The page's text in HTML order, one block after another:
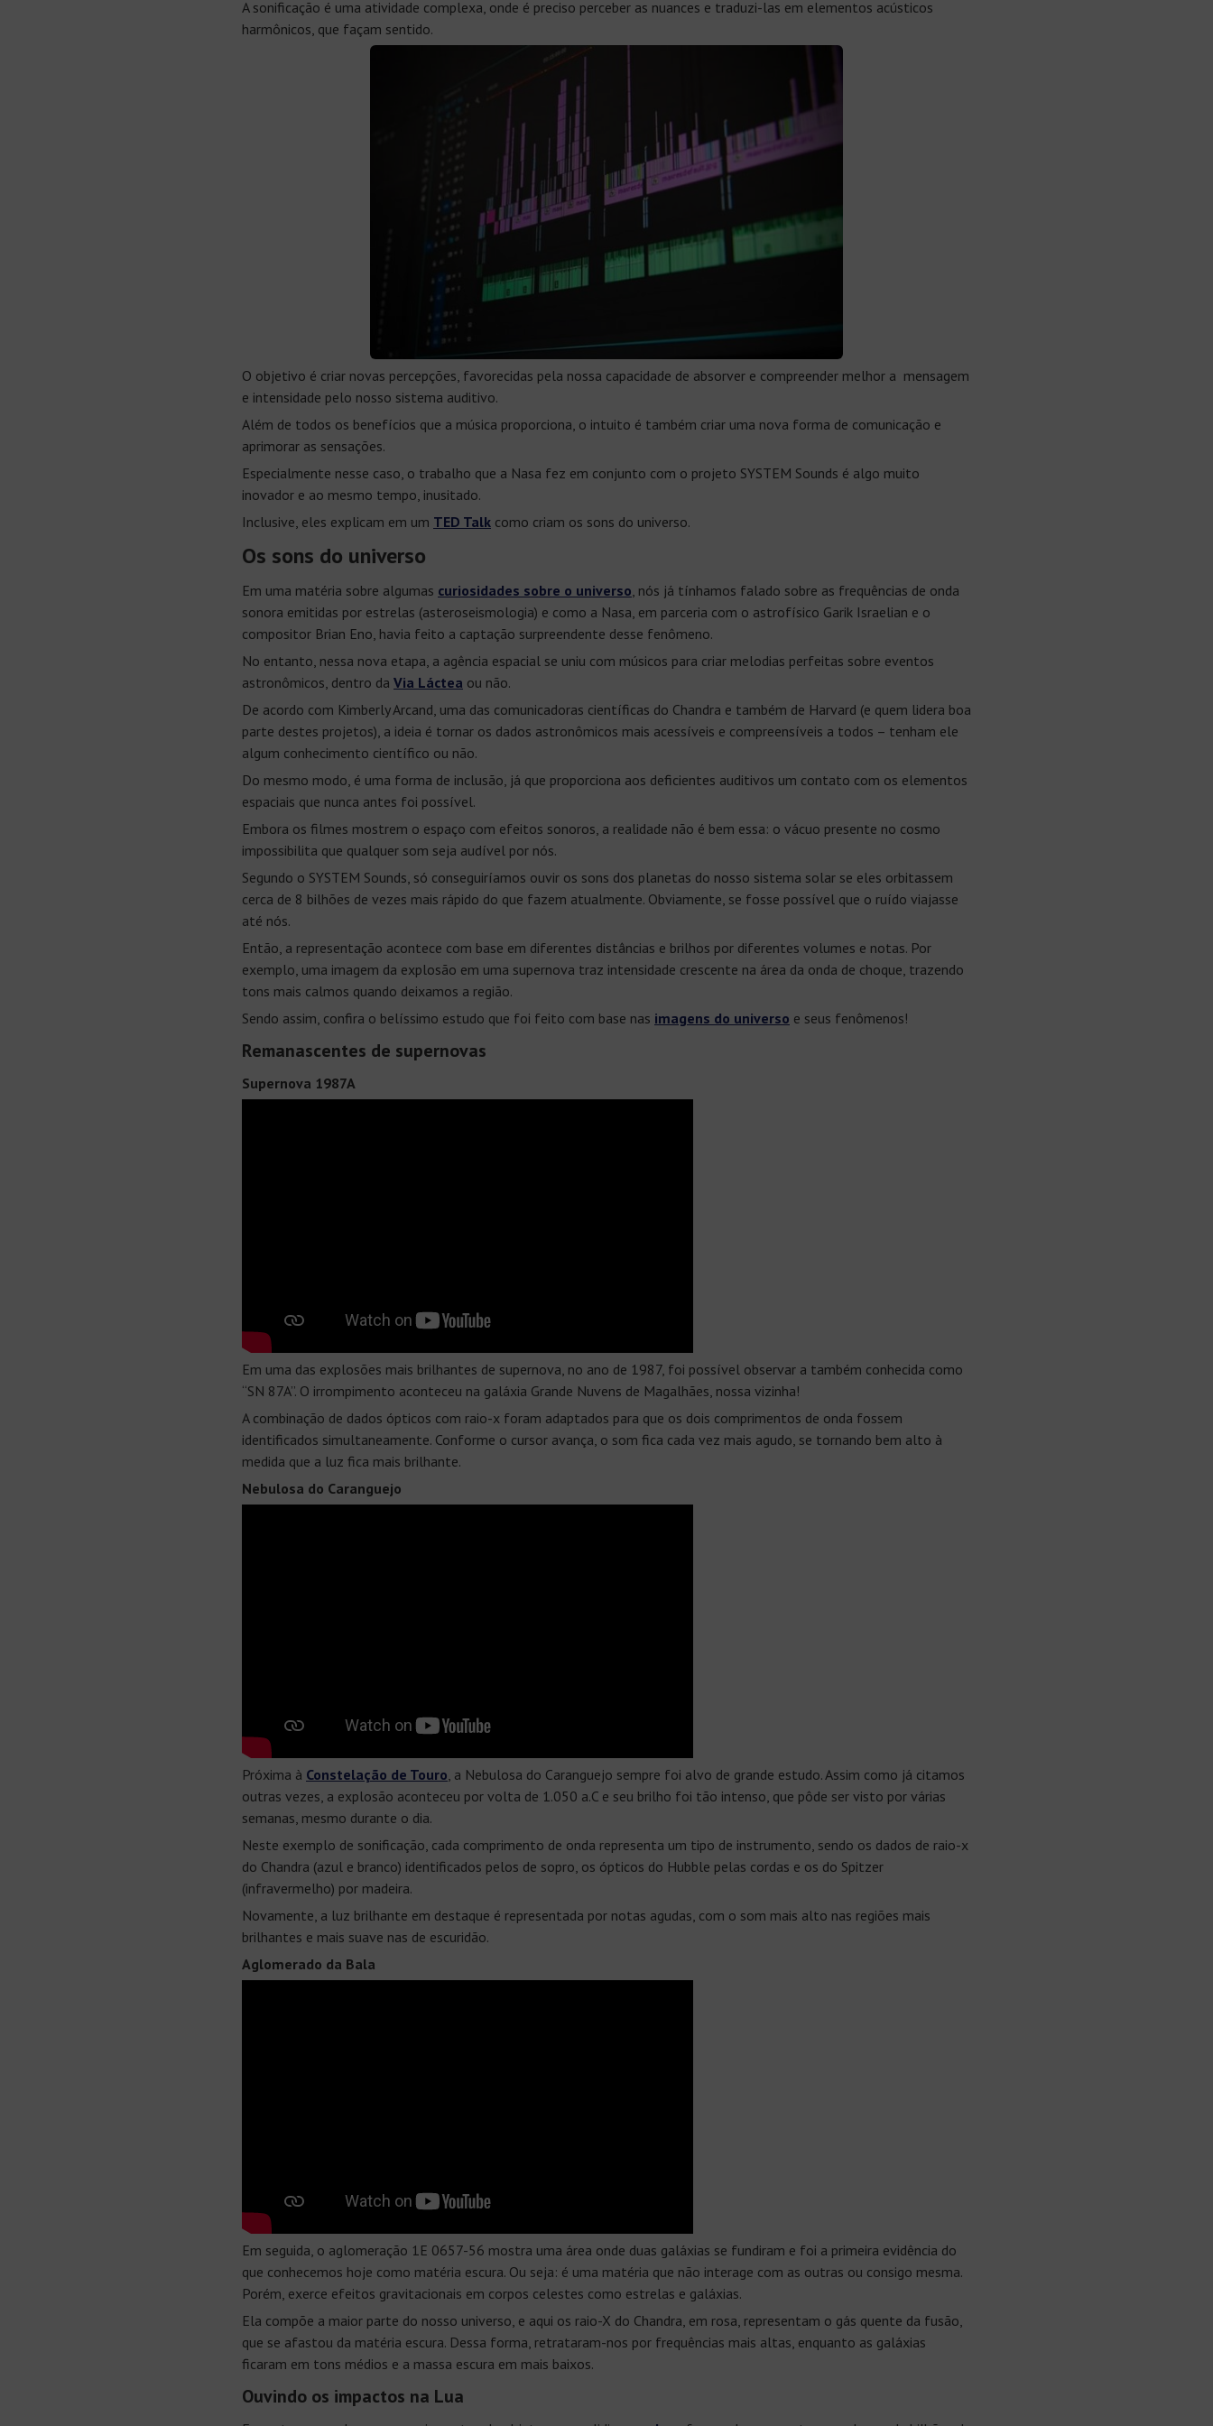
A sonificação é uma atividade complexa, onde é preciso perceber as nuances e traduzi-las em elementos acústicos
harmônicos, que façam sentido.
O objetivo é criar novas percepções, favorecidas pela nossa capacidade de absorver e compreender melhor a mensagem
e intensidade pelo nosso sistema auditivo.
Além de todos os benefícios que a música proporciona, o intuito é também criar uma nova forma de comunicação e
aprimorar as sensações.
Especialmente nesse caso, o trabalho que a Nasa fez em conjunto com o projeto SYSTEM Sounds é algo muito
inovador e ao mesmo tempo, inusitado.
Inclusive, eles explicam em um TED Talk como criam os sons do universo.
Os sons do universo
Em uma matéria sobre algumas curiosidades sobre o universo, nós já tínhamos falado sobre as frequências de onda
sonora emitidas por estrelas (asteroseismologia) e como a Nasa, em parceria com o astrofísico Garik Israelian e o
compositor Brian Eno, havia feito a captação surpreendente desse fenômeno.
No entanto, nessa nova etapa, a agência espacial se uniu com músicos para criar melodias perfeitas sobre eventos
astronômicos, dentro da Via Láctea ou não.
De acordo com Kimberly Arcand, uma das comunicadoras científicas do Chandra e também de Harvard (e quem lidera boa
parte destes projetos), a ideia é tornar os dados astronômicos mais acessíveis e compreensíveis a todos – tenham ele
algum conhecimento científico ou não.
Do mesmo modo, é uma forma de inclusão, já que proporciona aos deficientes auditivos um contato com os elementos
espaciais que nunca antes foi possível.
Embora os filmes mostrem o espaço com efeitos sonoros, a realidade não é bem essa: o vácuo presente no cosmo
impossibilita que qualquer som seja audível por nós.
Segundo o SYSTEM Sounds, só conseguiríamos ouvir os sons dos planetas do nosso sistema solar se eles orbitassem
cerca de 8 bilhões de vezes mais rápido do que fazem atualmente. Obviamente, se fosse possível que o ruído viajasse
até nós.
Então, a representação acontece com base em diferentes distâncias e brilhos por diferentes volumes e notas. Por
exemplo, uma imagem da explosão em uma supernova traz intensidade crescente na área da onda de choque, trazendo
tons mais calmos quando deixamos a região.
Sendo assim, confira o belíssimo estudo que foi feito com base nas imagens do universo e seus fenômenos!
Remanascentes de supernovas
Supernova 1987A
Em uma das explosões mais brilhantes de supernova, no ano de 1987, foi possível observar a também conhecida como
“SN 87A”. O irrompimento aconteceu na galáxia Grande Nuvens de Magalhães, nossa vizinha!
A combinação de dados ópticos com raio-x foram adaptados para que os dois comprimentos de onda fossem
identificados simultaneamente. Conforme o cursor avança, o som fica cada vez mais agudo, se tornando bem alto à
medida que a luz fica mais brilhante.
Nebulosa do Caranguejo
Próxima à Constelação de Touro, a Nebulosa do Caranguejo sempre foi alvo de grande estudo. Assim como já citamos
outras vezes, a explosão aconteceu por volta de 1.050 a.C e seu brilho foi tão intenso, que pôde ser visto por várias
semanas, mesmo durante o dia.
Neste exemplo de sonificação, cada comprimento de onda representa um tipo de instrumento, sendo os dados de raio-x
do Chandra (azul e branco) identificados pelos de sopro, os ópticos do Hubble pelas cordas e os do Spitzer
(infravermelho) por madeira.
Novamente, a luz brilhante em destaque é representada por notas agudas, com o som mais alto nas regiões mais
brilhantes e mais suave nas de escuridão.
Aglomerado da Bala
Em seguida, o aglomeração 1E 0657-56 mostra uma área onde duas galáxias se fundiram e foi a primeira evidência do
que conhecemos hoje como matéria escura. Ou seja: é uma matéria que não interage com as outras ou consigo mesma.
Porém, exerce efeitos gravitacionais em corpos celestes como estrelas e galáxias.
Ela compõe a maior parte do nosso universo, e aqui os raio-X do Chandra, em rosa, representam o gás quente da fusão,
que se afastou da matéria escura. Dessa forma, retrataram-nos por frequências mais altas, enquanto as galáxias
ficaram em tons médios e a massa escura em mais baixos.
Ouvindo os impactos na Lua